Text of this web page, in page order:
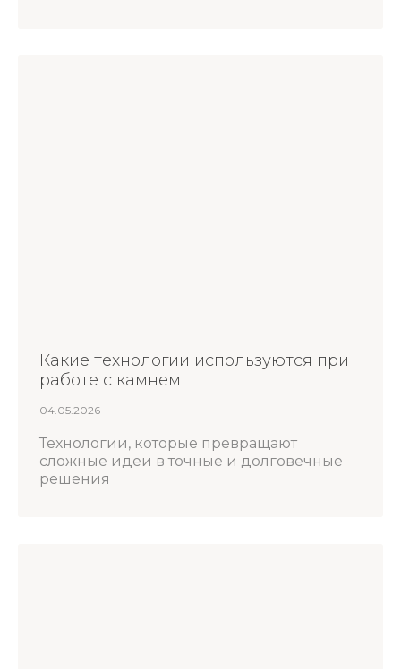
Какие технологии используются при
работе с камнем
04.05.2026
Технологии, которые превращают
сложные идеи в точные и долговечные
решения